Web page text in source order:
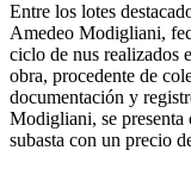
Entre los lotes
Amedeo Modigliani,
ciclo de nus realizados
obra, procedente de
documentación y
Modigliani, se presenta
subasta con un precio